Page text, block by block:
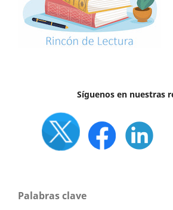
Síguenos en nuestras
Palabras clave